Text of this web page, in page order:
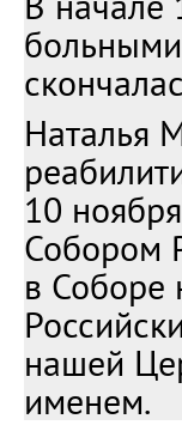
Наталья
10
Собором
в Соборе
нашей
именем.